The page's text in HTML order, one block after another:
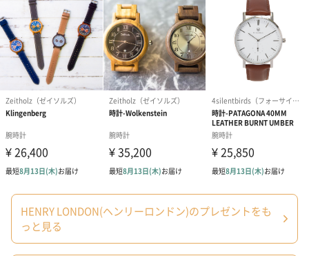
商品オプション情報
紙袋
お渡し用の紙袋です。
HENRY LONDON(ヘンリーロンドン)のプレゼントをも
っと見る